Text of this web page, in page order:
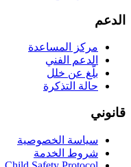
الدعم
مركز المساعدة
الدعم الفني
بلّغ عن خلل
حالة التذكرة
قانوني
سياسة الخصوصية
شروط الخدمة